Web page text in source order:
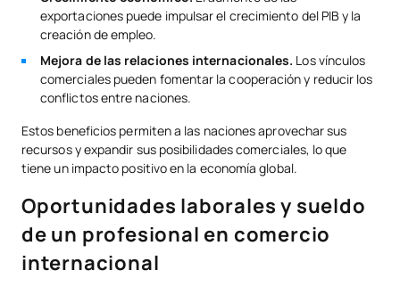
exportaciones puede impulsar el crecimiento del PIB y la
creación de empleo.
Mejora de las relaciones internacionales. Los vínculos
comerciales pueden fomentar la cooperación y reducir los
conflictos entre naciones.
Estos beneficios permiten a las naciones aprovechar sus
recursos y expandir sus posibilidades comerciales, lo que
tiene un impacto positivo en la economía global.
Oportunidades laborales y sueldo
de un profesional en comercio
internacional